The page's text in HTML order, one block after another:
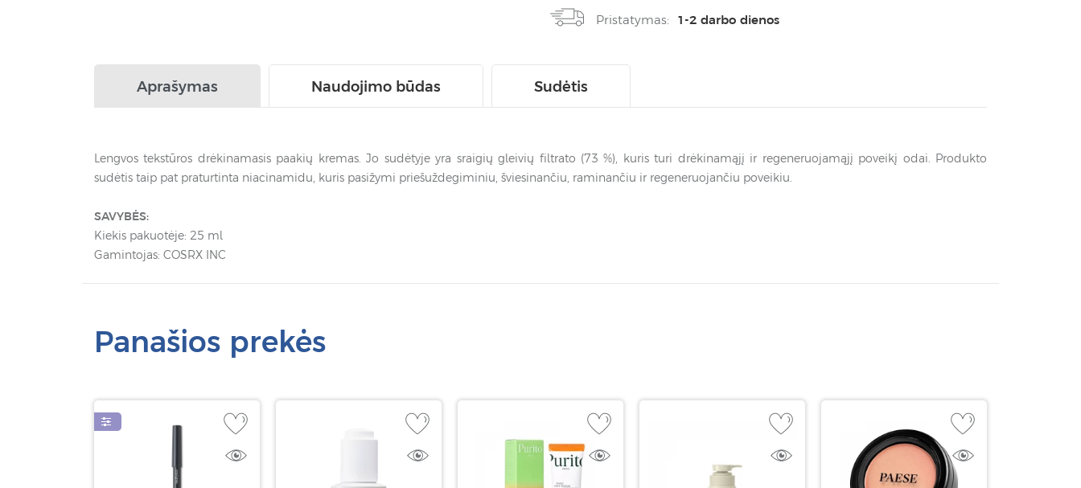
Pristatymas: 1-2 darbo dienos
Aprašymas Naudojimo būdas Sudėtis
Lengvos tekstūros drėkinamasis paakių kremas. Jo sudėtyje yra sraigių gleivių filtrato (73 %), kuris turi drėkinamąjį ir regeneruojamąjį poveikį odai. Produkto
sudėtis taip pat praturtinta niacinamidu, kuris pasižymi priešuždegiminiu, šviesinančiu, raminančiu ir regeneruojančiu poveikiu.
SAVYBĖS:
Kiekis pakuotėje: 25 ml
Gamintojas: COSRX INC
Panašios prekės